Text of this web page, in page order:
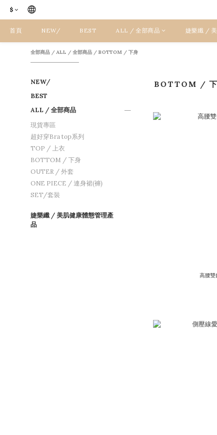
$
首頁 NEW/ BEST ALL / 全部商品 婕樂纖 /
全部商品 / ALL / 全部商品 / BOTTOM / 下身
NEW/
BEST
ALL / 全部商品
現貨專區
超好穿Bra top系列
TOP / 上衣
BOTTOM / 下身
OUTER / 外套
ONE PIECE / 連身裙(褲)
SET/套裝
婕樂纖 / 美肌健康體態管理產
品
BOTTOM /
高腰雙